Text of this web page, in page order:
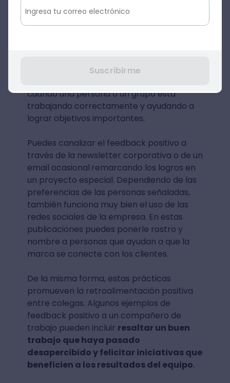
reconocimiento (si es
apropiado)
ocasiones, es importante que los
cuándo una persona o un grupo está
trabajando correctamente y ayudando a
lograr objetivos importantes.
Puedes canalizar el feedback positivo a
través de la newsletter corporativa o de un
email ocasional remarcando los logros en
un proyecto especial. Dependiendo de las
preferencias de las personas señaladas,
también funciona muy bien el uso de las
redes sociales de la empresa. En estas
publicaciones puedes ponerle rostro y
nombre a personas que ayudan a que la
marca se conecte con los clientes.
De la misma forma, estas prácticas
promueven la retroalimentación positiva
entre colegas. Algunos ejemplos de
feedback positivo a un compañero de
trabajo pueden incluir resaltar un buen
trabajo que haya pasado
desapercibido y felicitar iniciativas que
beneficien a los resultados del equipo.
Suscribirme